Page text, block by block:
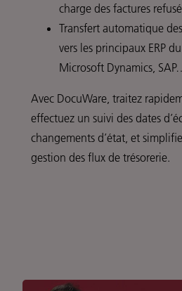
charge des factures
Transfert automatique
vers les principaux ERP
Microsoft Dynamics,
Avec DocuWare, traitez
effectuez un suivi des dates
changements d’état, et
gestion des flux de trésorerie.